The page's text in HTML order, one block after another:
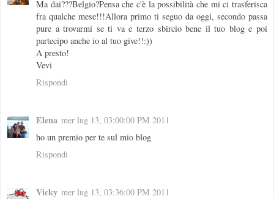
Ma dai???Belgio?Pensa che c'è la possibilità che mi ci trasferisca
fra qualche mese!!!Allora primo ti seguo da oggi, secondo passa
pure a trovarmi se ti va e terzo sbircio bene il tuo blog e poi
partecipo anche io al tuo give!!:))
A presto!
Vevi
Rispondi
Elena mer lug 13, 03:00:00 PM 2011
ho un premio per te sul mio blog
Rispondi
Vicky mer lug 13, 03:36:00 PM 2011